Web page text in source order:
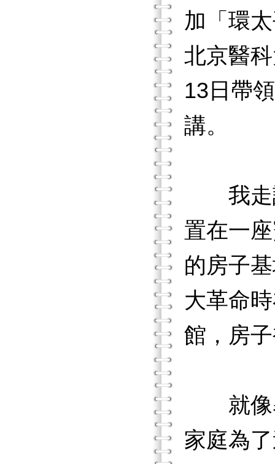
加「環
北京醫
13日帶
講。
我走訪
置在一
的房子
大革命
館，房
就像暴
家庭為